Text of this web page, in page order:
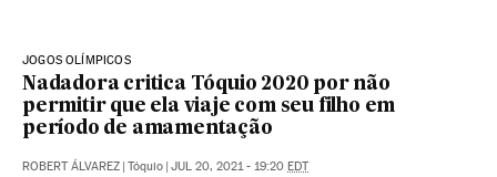
JOGOS OLÍMPICOS
Nadadora critica Tóquio 2020 por não
permitir que ela viaje com seu filho em
período de amamentação
ROBERT ÁLVAREZ | Tóquio | JUL 20, 2021 - 19:20 EDT